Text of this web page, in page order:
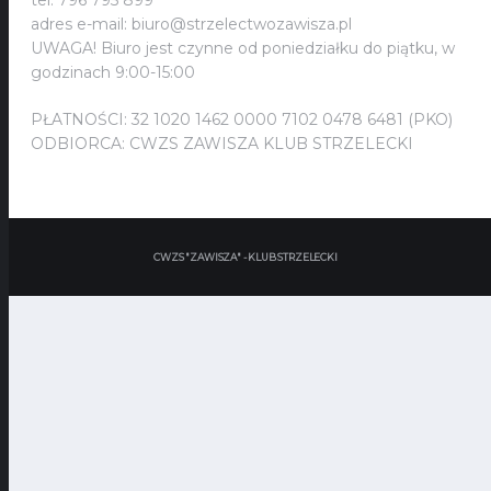
adres e-mail: biuro@strzelectwozawisza.pl
UWAGA! Biuro jest czynne od poniedziałku do piątku, w
godzinach 9:00-15:00
PŁATNOŚCI: 32 1020 1462 0000 7102 0478 6481 (PKO)
ODBIORCA: CWZS ZAWISZA KLUB STRZELECKI
CWZS "ZAWISZA" - KLUB STRZELECKI